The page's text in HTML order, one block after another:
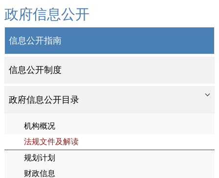
政府信息公开
信息公开指南
信息公开制度
政府信息公开目录
机构概况
法规文件及解读
规划计划
财政信息